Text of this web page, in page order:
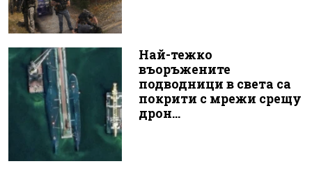
Най-тежко
въоръжените
подводници в света са
покрити с мрежи срещу
дрон...